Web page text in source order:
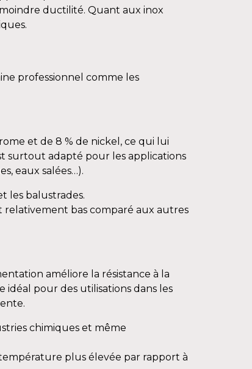
ductilité. Quant aux inox
professionnel comme les
et de 8 % de nickel, ce qui lui
surtout adapté pour les applications
eaux salées…).
les balustrades.
relativement bas comparé aux autres
améliore la résistance à la
idéal pour des utilisations dans les
chimiques et même
plus élevée par rapport à